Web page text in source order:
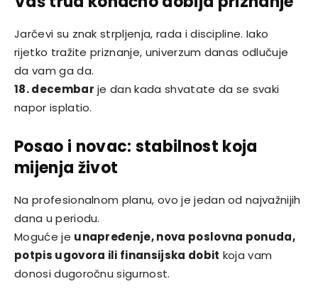
Jarčevi su znak strpljenja, rada i discipline. Iako
rijetko tražite priznanje, univerzum danas odlučuje
da vam ga da.
18. decembar je dan kada shvatate da se svaki
napor isplatio.
Posao i novac: stabilnost koja
mijenja život
Na profesionalnom planu, ovo je jedan od najvažnijih
dana u periodu.
Moguće je unapređenje, nova poslovna ponuda,
potpis ugovora ili finansijska dobit koja vam
donosi dugoročnu sigurnost.